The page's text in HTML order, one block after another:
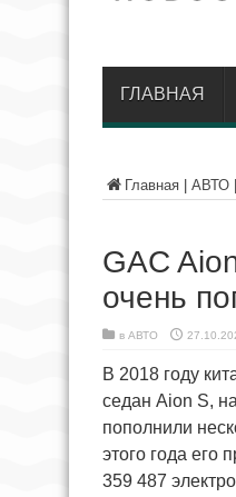
ГЛАВНАЯ
Главная АВТО
GAC
очень
в АВТО
В 2018 году
седан Aion S,
пополнили
этого года его
359 487